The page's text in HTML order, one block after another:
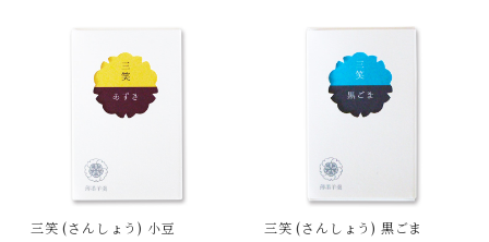
三笑 (さんしょう) 小豆 三笑 (さんしょう) 黒ごま